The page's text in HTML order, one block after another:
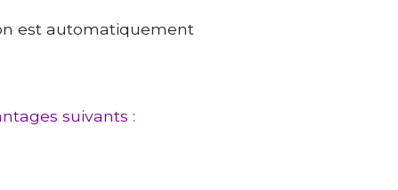
est automatiquement
suivants :